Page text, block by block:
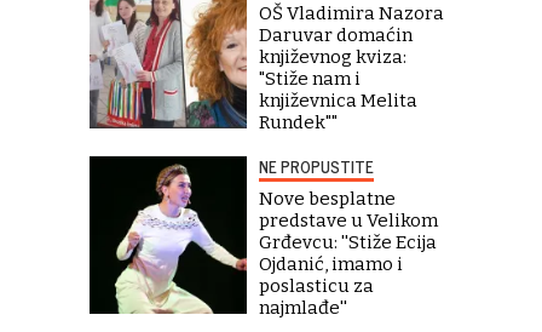
OŠ Vladimira Nazora
Daruvar domaćin
književnog kviza:
"Stiže nam i
književnica Melita
Rundek""
NE PROPUSTITE
Nove besplatne
predstave u Velikom
Grđevcu: ''Stiže Ecija
Ojdanić, imamo i
poslasticu za
najmlađe''